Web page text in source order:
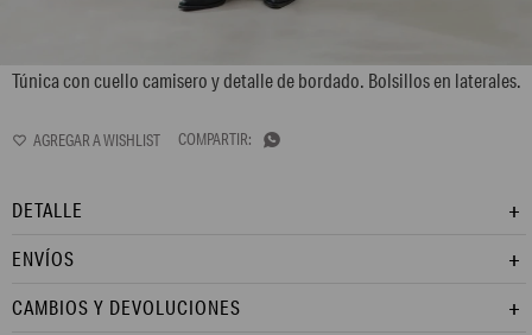
Túnica con cuello camisero y detalle de bordado. Bolsillos en laterales.

DETALLE
ENVÍOS
CAMBIOS Y DEVOLUCIONES